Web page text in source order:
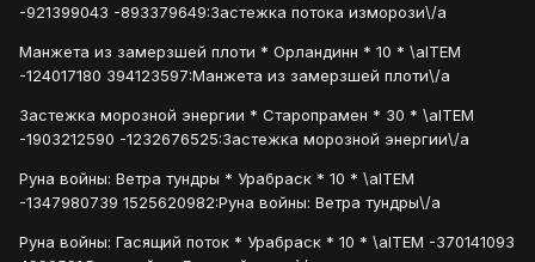
-921399043 -893379649:Застежка потока изморози\/a
Манжета из замерзшей плоти * Орландинн * 10 * \aITEM
-124017180 394123597:Манжета из замерзшей плоти\/a
Застежка морозной энергии * Старопрамен * 30 * \aITEM
-1903212590 -1232676525:Застежка морозной энергии\/a
Руна войны: Ветра тундры * Урабраск * 10 * \aITEM
-1347980739 1525620982:Руна войны: Ветра тундры\/a
Руна войны: Гасящий поток * Урабраск * 10 * \aITEM -370141093